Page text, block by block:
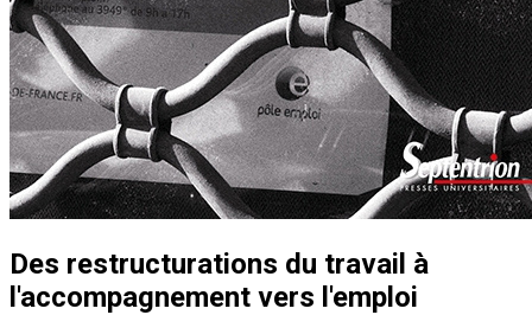
Des restructurations du travail à
l'accompagnement vers l'emploi